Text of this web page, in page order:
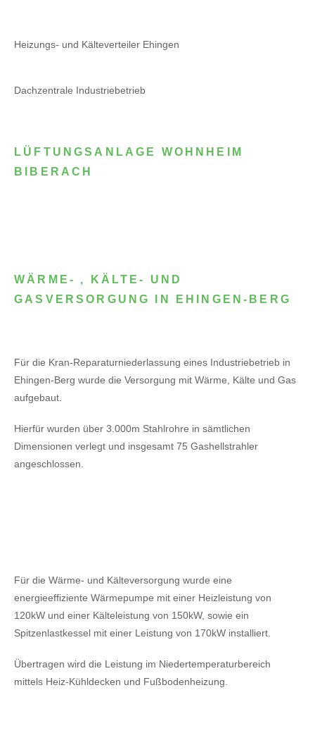
Heizungs- und Kälteverteiler Ehingen
Dachzentrale Industriebetrieb
LÜFTUNGSANLAGE WOHNHEIM
BIBERACH
WÄRME- , KÄLTE- UND
GASVERSORGUNG IN EHINGEN-BERG
Für die Kran-Reparaturniederlassung eines Industriebetrieb in
Ehingen-Berg wurde die Versorgung mit Wärme, Kälte und Gas
aufgebaut.
Hierfür wurden über 3.000m Stahlrohre in sämtlichen
Dimensionen verlegt und insgesamt 75 Gashellstrahler
angeschlossen.
Für die Wärme- und Kälteversorgung wurde eine
energieeffiziente Wärmepumpe mit einer Heizleistung von
120kW und einer Kälteleistung von 150kW, sowie ein
Spitzenlastkessel mit einer Leistung von 170kW installiert.
Übertragen wird die Leistung im Niedertemperaturbereich
mittels Heiz-Kühldecken und Fußbodenheizung.